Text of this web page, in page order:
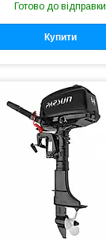
Готово до відправки
Купити